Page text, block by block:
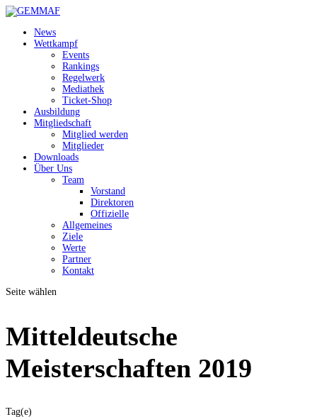
News
Wettkampf
Events
Rankings
Regelwerk
Mediathek
Ticket-Shop
Ausbildung
Mitgliedschaft
Mitglied werden
Mitglieder
Downloads
Über Uns
Team
Vorstand
Direktoren
Offizielle
Allgemeines
Ziele
Werte
Partner
Kontakt
Seite wählen
Mitteldeutsche
Meisterschaften 2019
Tag(e)